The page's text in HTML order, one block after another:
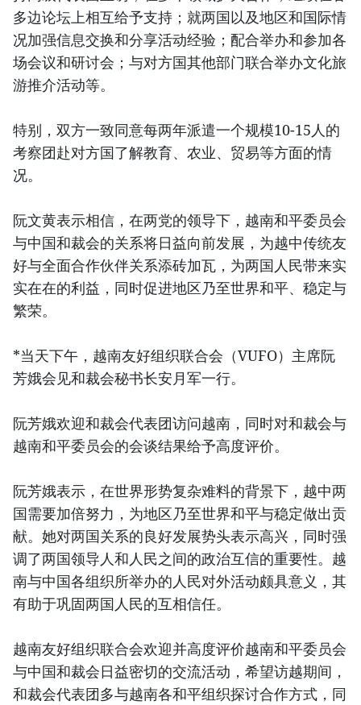
多边论坛上相互给予支持；就两国以及地区和国际情
况加强信息交换和分享活动经验；配合举办和参加各
场会议和研讨会；与对方国其他部门联合举办文化旅
游推介活动等。
特别，双方一致同意每两年派遣一个规模10-15人的
考察团赴对方国了解教育、农业、贸易等方面的情
况。
阮文黄表示相信，在两党的领导下，越南和平委员会
与中国和裁会的关系将日益向前发展，为越中传统友
好与全面合作伙伴关系添砖加瓦，为两国人民带来实
实在在的利益，同时促进地区乃至世界和平、稳定与
繁荣。
*当天下午，越南友好组织联合会（VUFO）主席阮
芳娥会见和裁会秘书长安月军一行。
阮芳娥欢迎和裁会代表团访问越南，同时对和裁会与
越南和平委员会的会谈结果给予高度评价。
阮芳娥表示，在世界形势复杂难料的背景下，越中两
国需要加倍努力，为地区乃至世界和平与稳定做出贡
献。她对两国关系的良好发展势头表示高兴，同时强
调了两国领导人和人民之间的政治互信的重要性。越
南与中国各组织所举办的人民对外活动颇具意义，其
有助于巩固两国人民的互相信任。
越南友好组织联合会欢迎并高度评价越南和平委员会
与中国和裁会日益密切的交流活动，希望访越期间，
和裁会代表团多与越南各和平组织探讨合作方式，同